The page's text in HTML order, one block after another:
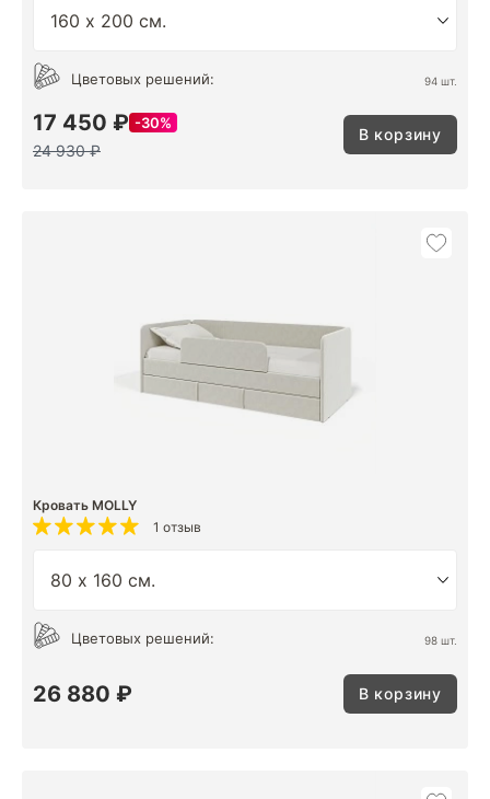
Цветовых решений: 94 шт.
17 450 ₽ 30%
24 930 ₽
В корзину
Кровать MOLLY
1 отзыв
Цветовых решений: 98 шт.
26 880 ₽ В корзину